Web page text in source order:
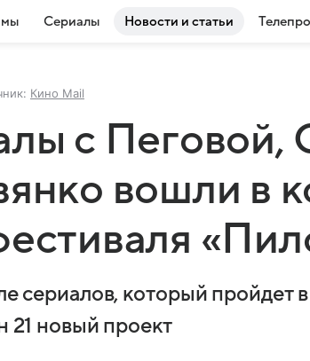
Сериалы Новости и статьи
Кино Mail
с Пеговой,
вошли в
сериалов, который пройдет
21 новый проект